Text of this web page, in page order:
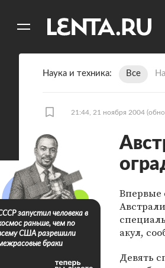
Наука и техника Все
21:44, 21 ноября 2004
Впервые
акул,
Девять
запустил человека в
раньше, чем по
США разрешили
браки